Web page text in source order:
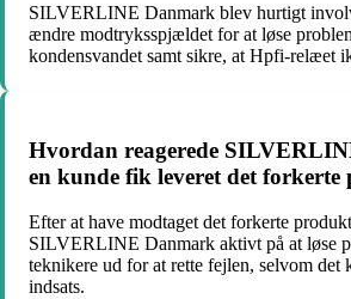
SILVERLINE Danmark blev hurtigt
ændre modtryksspjældet for at løse
kondensvandet samt sikre, at Hpfi-relæet
Hvordan reagerede
en kunde fik leveret det forkerte
Efter at have modtaget det forkerte
SILVERLINE Danmark aktivt på at løse
teknikere ud for at rette fejlen, selvom det
indsats.